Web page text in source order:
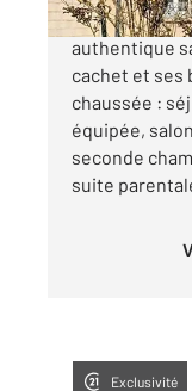
Située à
authentique
cachet et ses
chaussée :
équipée,
seconde
suite
Exclusivité